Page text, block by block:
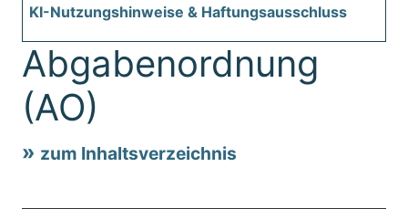
KI-Nutzungshinweise & Haftungsausschluss
Abgabenordnung
(AO)
zum Inhaltsverzeichnis